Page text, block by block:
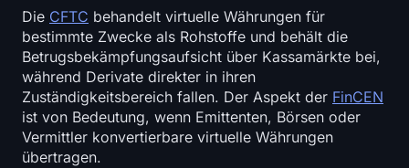
Die CFTC behandelt virtuelle Währungen für
bestimmte Zwecke als Rohstoffe und behält die
Betrugsbekämpfungsaufsicht über Kassamärkte bei,
während Derivate direkter in ihren
Zuständigkeitsbereich fallen. Der Aspekt der FinCEN
ist von Bedeutung, wenn Emittenten, Börsen oder
Vermittler konvertierbare virtuelle Währungen
übertragen.